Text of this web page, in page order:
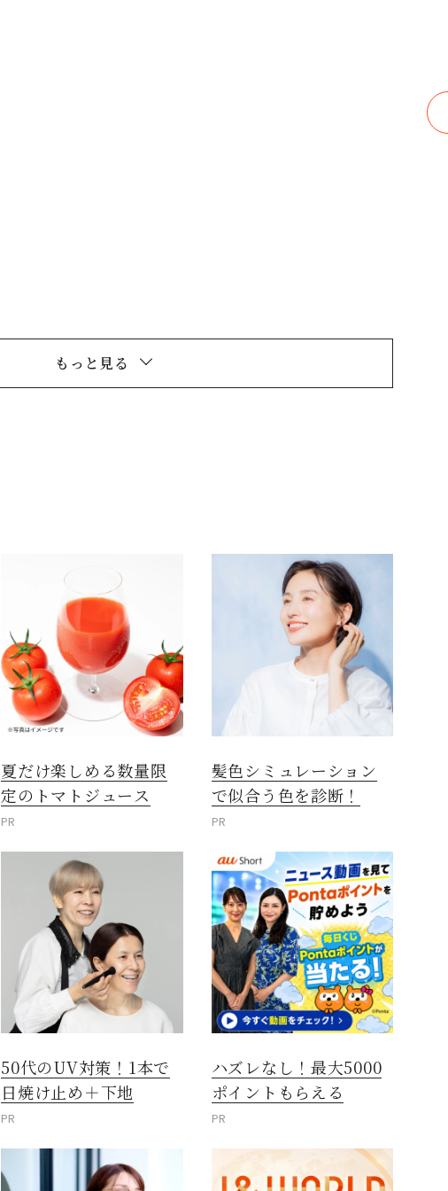
もっと見る
夏だけ楽しめる数量限
定のトマトジュース
PR
髪色シミュレーション
で似合う色を診断！
PR
50代のUV対策！1本で
日焼け止め＋下地
PR
ハズレなし！最大5000
ポイントもらえる
PR